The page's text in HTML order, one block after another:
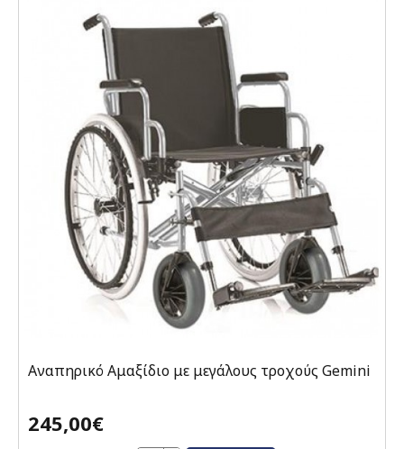
Aναπηρικό Αμαξίδιο με μεγάλους τροχούς Gemini
245,00€